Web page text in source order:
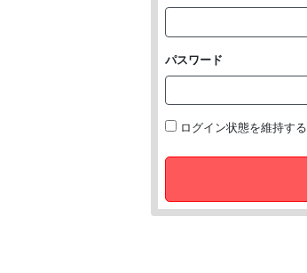
パスワード
ログイン状態を維持する